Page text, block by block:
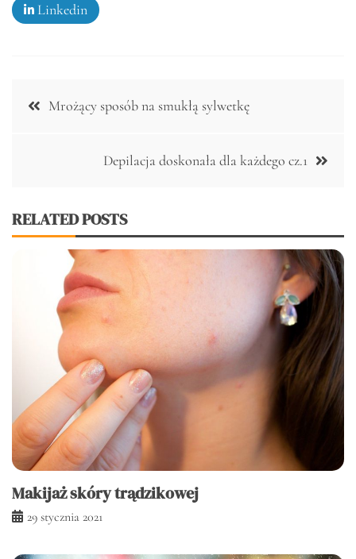
Linkedin
Nawigacja
Mrożący sposób na smukłą sylwetkę
Depilacja doskonała dla każdego cz.1
RELATED POSTS
Makijaż skóry trądzikowej
29 stycznia 2021